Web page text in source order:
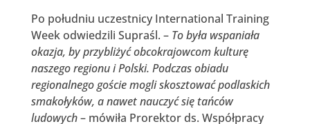
Po południu uczestnicy International Training
Week odwiedzili Supraśl. – To była wspaniała
okazja, by przybliżyć obcokrajowcom kulturę
naszego regionu i Polski. Podczas obiadu
regionalnego goście mogli skosztować podlaskich
smakołyków, a nawet nauczyć się tańców
ludowych– mówiła Prorektor ds. Współpracy